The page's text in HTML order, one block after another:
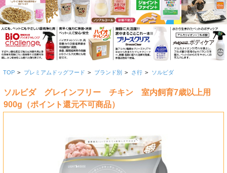
TOP > プレミアムドッグフード > ブランド別 > さ行 > ソルビダ
ソルビダ グレインフリー チキン 室内飼育7歳以上用
900g（ポイント還元不可商品）